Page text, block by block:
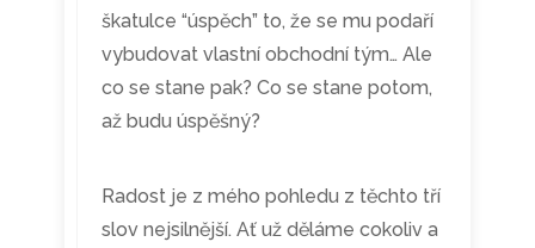
škatulce “úspěch” to, že se mu podaří
vybudovat vlastní obchodní tým… Ale
co se stane pak? Co se stane potom,
až budu úspěšný?
Radost je z mého pohledu z těchto tří
slov nejsilnější. Ať už děláme cokoliv a